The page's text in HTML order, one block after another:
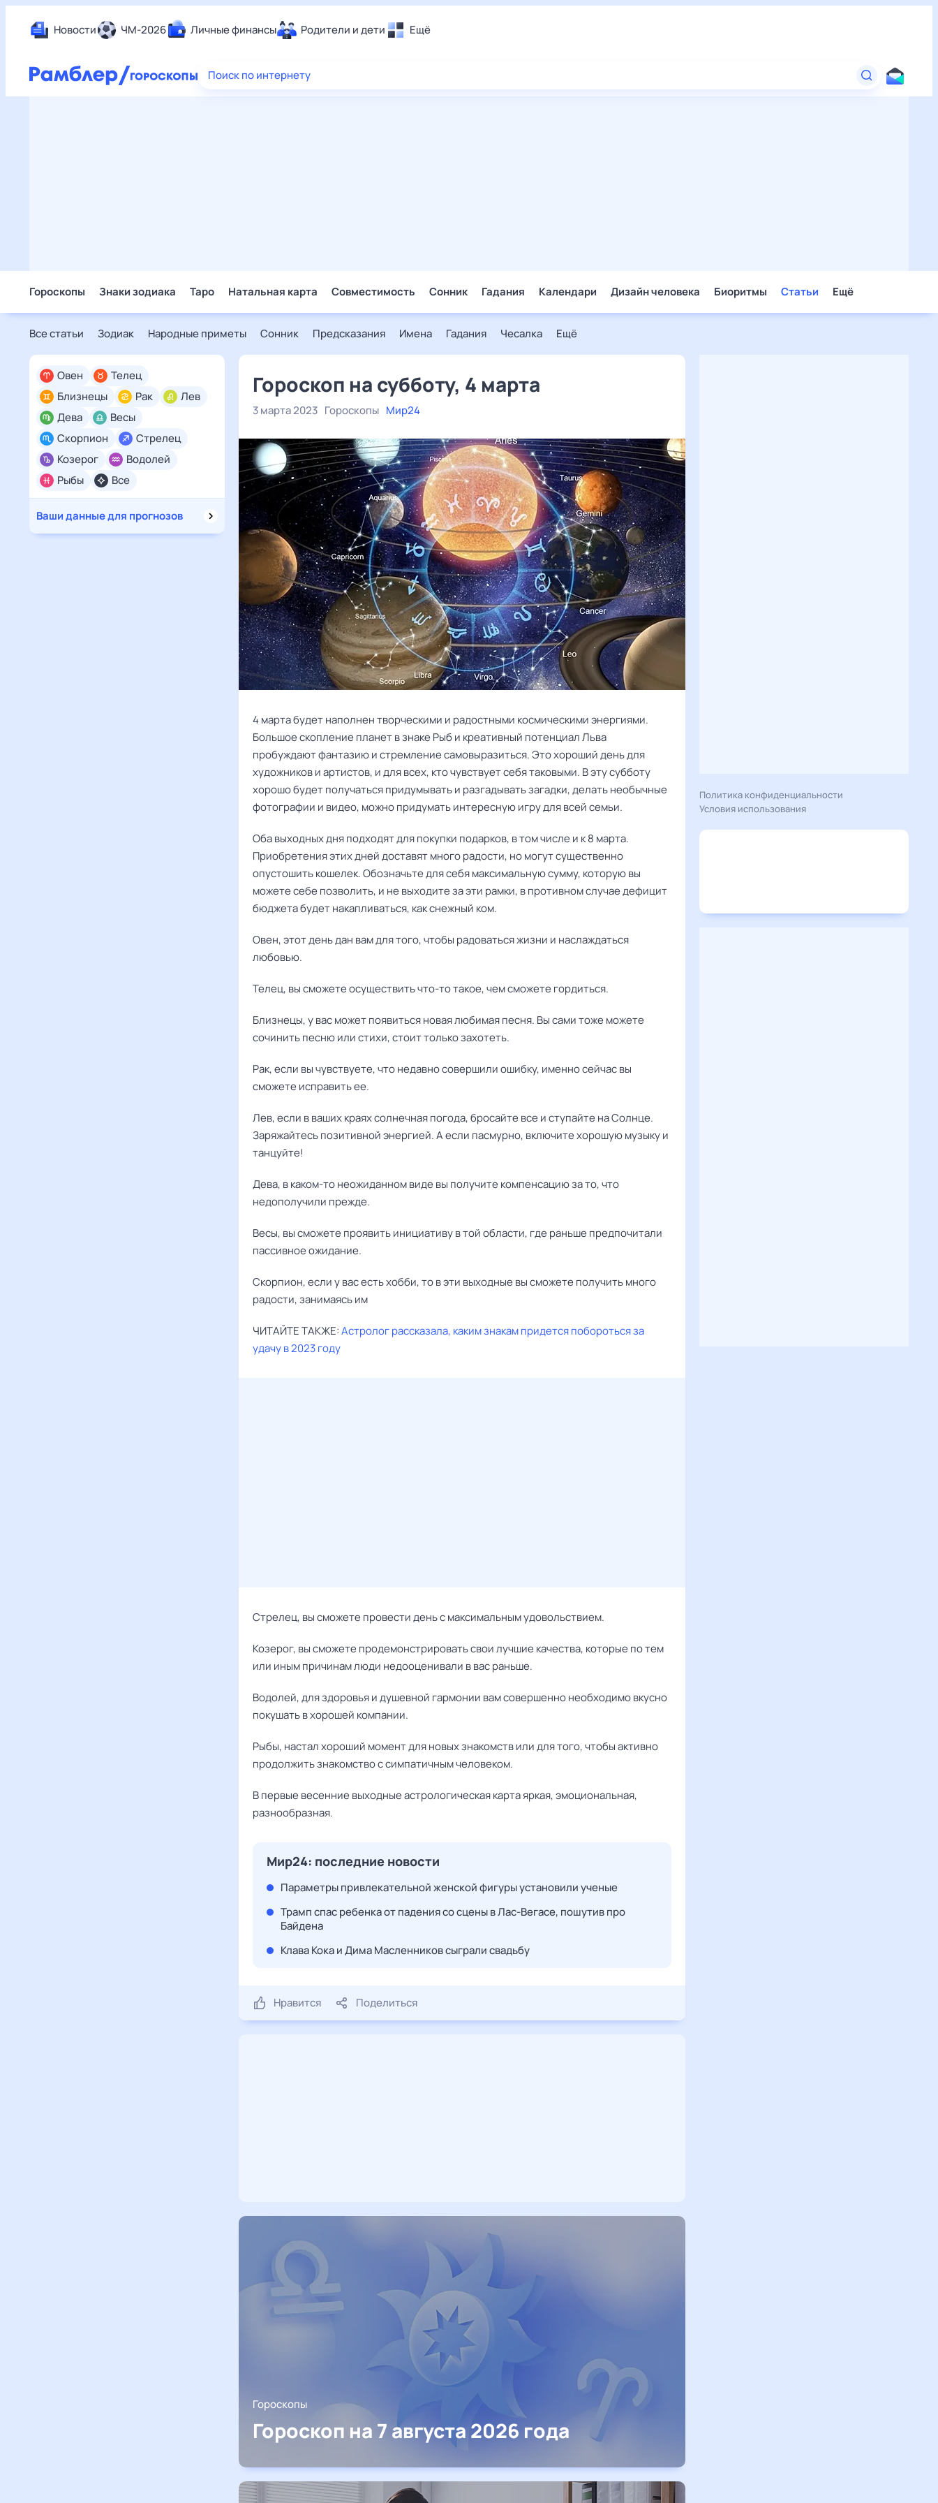
Новости ЧМ-2026 Личные финансы Родители и дети Ещё
Еда
Поиск по интернету
Гороскопы Знаки зодиака Таро Натальная карта Совместимость Сонник Гадания Календари Дизайн человека Биоритмы Статьи Ещё
Все статьи Зодиак Народные приметы Сонник Предсказания Имена Гадания Чесалка Ещё
Все
Овен
Телец
Близнецы
Рак
Лев
Дева
Весы
Скорпион
Стрелец
Козерог
Водолей
Рыбы
Ваши данные для прогнозов
Гороскоп на субботу, 4 марта
3 марта 2023 Гороскопы Мир24
4 марта будет наполнен творческими и радостными космическими энергиями.
Большое скопление планет в знаке Рыб и креативный потенциал Льва
пробуждают фантазию и стремление самовыразиться. Это хороший день для
художников и артистов, и для всех, кто чувствует себя таковыми. В эту субботу
хорошо будет получаться придумывать и разгадывать загадки, делать необычные
фотографии и видео, можно придумать интересную игру для всей семьи.
Оба выходных дня подходят для покупки подарков, в том числе и к 8 марта.
Приобретения этих дней доставят много радости, но могут существенно
опустошить кошелек. Обозначьте для себя максимальную сумму, которую вы
можете себе позволить, и не выходите за эти рамки, в противном случае дефицит
бюджета будет накапливаться, как снежный ком.
Овен, этот день дан вам для того, чтобы радоваться жизни и наслаждаться
любовью.
Телец, вы сможете осуществить что-то такое, чем сможете гордиться.
Близнецы, у вас может появиться новая любимая песня. Вы сами тоже можете
сочинить песню или стихи, стоит только захотеть.
Рак, если вы чувствуете, что недавно совершили ошибку, именно сейчас вы
сможете исправить ее.
Лев, если в ваших краях солнечная погода, бросайте все и ступайте на Солнце.
Заряжайтесь позитивной энергией. А если пасмурно, включите хорошую музыку и
танцуйте!
Дева, в каком-то неожиданном виде вы получите компенсацию за то, что
недополучили прежде.
Весы, вы сможете проявить инициативу в той области, где раньше предпочитали
пассивное ожидание.
Скорпион, если у вас есть хобби, то в эти выходные вы сможете получить много
радости, занимаясь им
ЧИТАЙТЕ ТАКЖЕ:Астролог рассказала, каким знакам придется побороться за
удачу в 2023 году
Стрелец, вы сможете провести день с максимальным удовольствием.
Козерог, вы сможете продемонстрировать свои лучшие качества, которые по тем
или иным причинам люди недооценивали в вас раньше.
Водолей, для здоровья и душевной гармонии вам совершенно необходимо вкусно
покушать в хорошей компании.
Рыбы, настал хороший момент для новых знакомств или для того, чтобы активно
продолжить знакомство с симпатичным человеком.
В первые весенние выходные астрологическая карта яркая, эмоциональная,
разнообразная.
Мир24: последние новости
Параметры привлекательной женской фигуры установили ученые
Трамп спас ребенка от падения со сцены в Лас-Вегасе, пошутив про
Байдена
Клава Кока и Дима Масленников сыграли свадьбу
Нравится Поделиться
Гороскопы
Гороскоп на 7 августа 2026 года
Политика конфиденциальности
Условия использования